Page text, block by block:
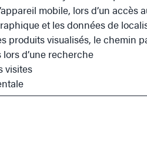
mobile, lors d’un accès
et les données de
produits visualisés, le chemin
d’une recherche
visites